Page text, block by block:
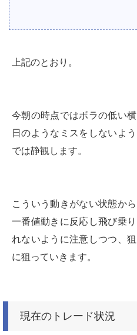
上記のとおり。
今朝の時点ではボラの低い
日のようなミスをしないよ
では静観します。
こういう動きがない状態か
一番値動きに反応し飛び乗
れないように注意しつつ、
に狙っていきます。
現在のトレード状況